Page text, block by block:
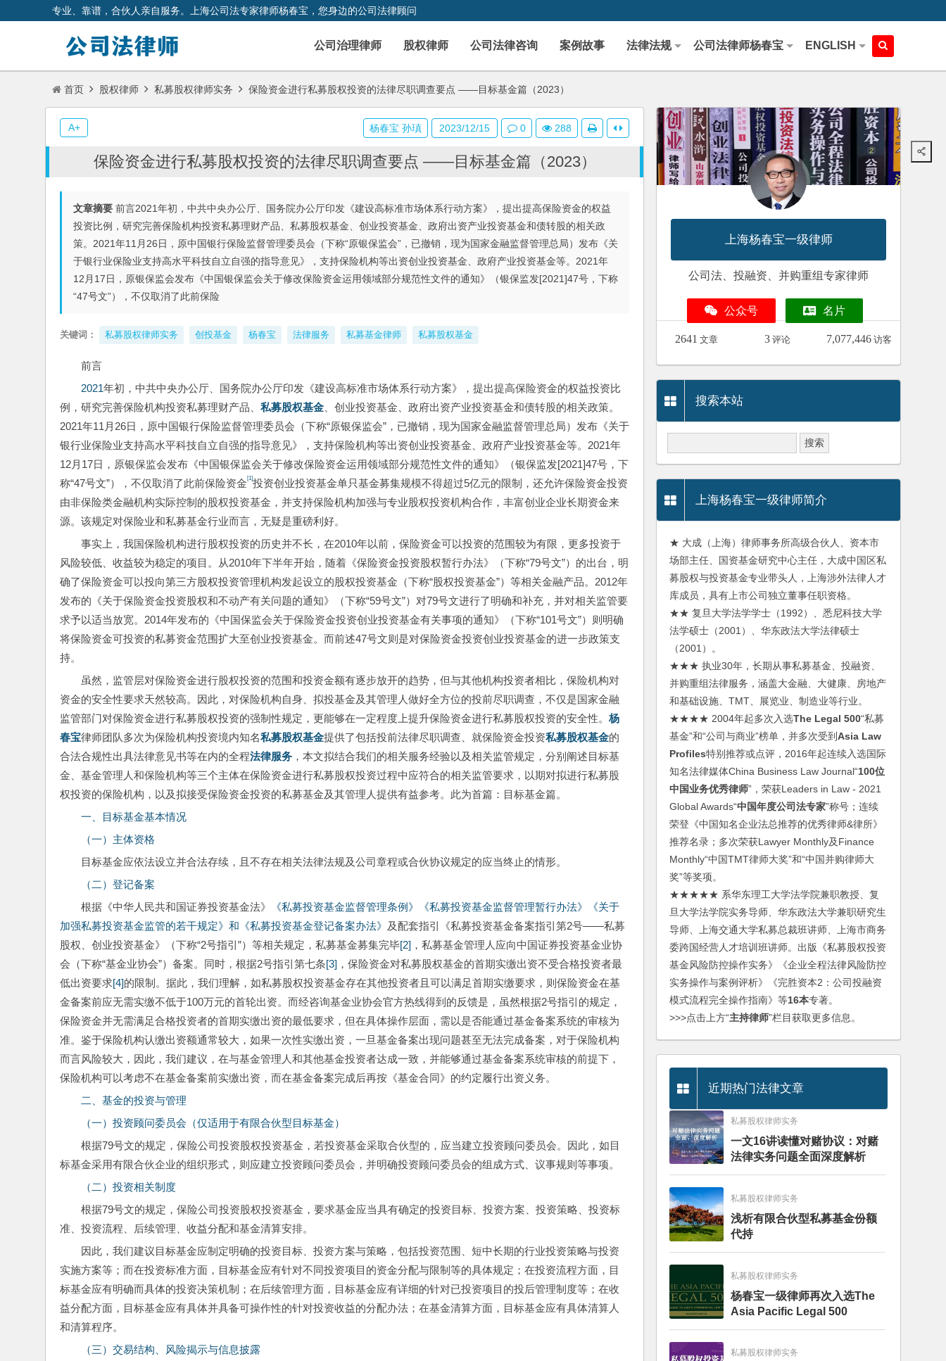
专业、靠谱，合伙人亲自服务。上海公司法专家律师杨春宝，您身边的公司法律顾问
公司治理律师 股权律师 公司法律咨询 案例故事 法律法规 公司法律师杨春宝 ENGLISH
首页 股权律师 私募股权律师实务 保险资金进行私募股权投资的法律尽职调查要点 ——目标基金篇（2023）
保险资金进行私募股权投资的法律尽职调查要点 ——目标基金篇（2023）
文章摘要 前言2021年初，中共中央办公厅、国务院办公厅印发《建设高标准市场体系行动方案》，提出提高保险资金的权益
投资比例，研究完善保险机构投资私募理财产品、私募股权基金、创业投资基金、政府出资产业投资基金和债转股的相关政
策。2021年11月26日，原中国银行保险监督管理委员会（下称“原银保监会”，已撤销，现为国家金融监督管理总局）发布《关
于银行业保险业支持高水平科技自立自强的指导意见》，支持保险机构等出资创业投资基金、政府产业投资基金等。2021年
12月17日，原银保监会发布《中国银保监会关于修改保险资金运用领域部分规范性文件的通知》（银保监发[2021]47号，下称
“47号文”），不仅取消了此前保险
关键词： 私募股权律师实务 创投基金 杨春宝 法律服务 私募基金律师 私募股权基金
前言
2021年初，中共中央办公厅、国务院办公厅印发《建设高标准市场体系行动方案》，提出提高保险资金的权益投资比
例，研究完善保险机构投资私募理财产品、 私募股权基金 、创业投资基金、政府出资产业投资基金和债转股的相关政策。
2021年11月26日，原中国银行保险监督管理委员会（下称“原银保监会”，已撤销，现为国家金融监督管理总局）发布《关于
银行业保险业支持高水平科技自立自强的指导意见》，支持保险机构等出资创业投资基金、政府产业投资基金等。2021年
12月17日，原银保监会发布《中国银保监会关于修改保险资金运用领域部分规范性文件的通知》（银保监发[2021]47号，下
称“47号文”），不仅取消了此前保险资金[1]投资创业投资基金单只基金募集规模不得超过5亿元的限制，还允许保险资金投资
由非保险类金融机构实际控制的股权投资基金，并支持保险机构加强与专业股权投资机构合作，丰富创业企业长期资金来
源。该规定对保险业和私募基金行业而言，无疑是重磅利好。
事实上，我国保险机构进行股权投资的历史并不长，在2010年以前，保险资金可以投资的范围较为有限，更多投资于
风险较低、收益较为稳定的项目。从2010年下半年开始，随着《保险资金投资股权暂行办法》（下称“79号文”）的出台，明
确了保险资金可以投向第三方股权投资管理机构发起设立的股权投资基金（下称“股权投资基金”）等相关金融产品。2012年
发布的《关于保险资金投资股权和不动产有关问题的通知》（下称“59号文”）对79号文进行了明确和补充，并对相关监管要
求予以适当放宽。2014年发布的《中国保监会关于保险资金投资创业投资基金有关事项的通知》（下称“101号文”）则明确
将保险资金可投资的私募资金范围扩大至创业投资基金。而前述47号文则是对保险资金投资创业投资基金的进一步政策支
持。
虽然，监管层对保险资金进行股权投资的范围和投资金额有逐步放开的趋势，但与其他机构投资者相比，保险机构对
资金的安全性要求天然较高。因此，对保险机构自身、拟投基金及其管理人做好全方位的投前尽职调查，不仅是国家金融
监管部门对保险资金进行私募股权投资的强制性规定，更能够在一定程度上提升保险资金进行私募股权投资的安全性。 杨
春宝律师团队多次为保险机构投资境内知名私募股权基金提供了包括投前法律尽职调查、就保险资金投资私募股权基金的
合法合规性出具法律意见书等在内的全程法律服务 ，本文拟结合我们的相关服务经验以及相关监管规定，分别阐述目标基
金、基金管理人和保险机构等三个主体在保险资金进行私募股权投资过程中应符合的相关监管要求，以期对拟进行私募股
权投资的保险机构，以及拟接受保险资金投资的私募基金及其管理人提供有益参考。此为首篇：目标基金篇。
一、目标基金基本情况
（一）主体资格
目标基金应依法设立并合法存续，且不存在相关法律法规及公司章程或合伙协议规定的应当终止的情形。
（二）登记备案
根据《中华人民共和国证券投资基金法》
《私募投资基金监督管理条例》《私募投资基金监督管理暂行办法》
《关于
加强私募投资基金监管的若干规定》 和 《私募投资基金登记备案办法》 及配套指引《私募投资基金备案指引第2号——私募
股权、创业投资基金》（下称“2号指引”）等相关规定，私募基金募集完毕[2] ，私募基金管理人应向中国证券投资基金业协
会（下称“基金业协会”）备案。同时，根据2号指引第七条[3] ，保险资金对私募股权基金的首期实缴出资不受合格投资者最
低出资要求[4]的限制。据此，我们理解，如私募股权投资基金存在其他投资者且可以满足首期实缴要求，则保险资金在基
金备案前应无需实缴不低于100万元的首轮出资。而经咨询基金业协会官方热线得到的反馈是，虽然根据2号指引的规定，
保险资金并无需满足合格投资者的首期实缴出资的最低要求，但在具体操作层面，需以是否能通过基金备案系统的审核为
准。鉴于保险机构认缴出资额通常较大，如果一次性实缴出资，一旦基金备案出现问题甚至无法完成备案，对于保险机构
而言风险较大，因此，我们建议，在与基金管理人和其他基金投资者达成一致，并能够通过基金备案系统审核的前提下，
保险机构可以考虑不在基金备案前实缴出资，而在基金备案完成后再按《基金合同》的约定履行出资义务。
二、基金的投资与管理
（一）投资顾问委员会（仅适用于有限合伙型目标基金）
根据79号文的规定，保险公司投资股权投资基金，若投资基金采取合伙型的，应当建立投资顾问委员会。因此，如目
标基金采用有限合伙企业的组织形式，则应建立投资顾问委员会，并明确投资顾问委员会的组成方式、议事规则等事项。
（二）投资相关制度
根据79号文的规定，保险公司投资股权投资基金，要求基金应当具有确定的投资目标、投资方案、投资策略、投资标
准、投资流程、后续管理、收益分配和基金清算安排。
因此，我们建议目标基金应制定明确的投资目标、投资方案与策略，包括投资范围、短中长期的行业投资策略与投资
实施方案等；而在投资标准方面，目标基金应有针对不同投资项目的资金分配与限制等的具体规定；在投资流程方面，目
标基金应有明确而具体的投资决策机制；在后续管理方面，目标基金应有详细的针对已投资项目的投后管理制度等；在收
益分配方面，目标基金应有具体并具备可操作性的针对投资收益的分配办法；在基金清算方面，目标基金应有具体清算人
和清算程序。
（三）交易结构、风险揭示与信息披露
杨春宝 孙瑱 2023/12/15 0 288
A+
上海杨春宝一级律师
公司法、投融资、并购重组专家律师
公众号 名片
2641 文章 3 评论 7,077,446 访客
搜索本站
上海杨春宝一级律师简介
★ 大成（上海）律师事务所高级合伙人、资本市
场部主任、国资基金研究中心主任，大成中国区私
募股权与投资基金专业带头人，上海涉外法律人才
库成员，具有上市公司独立董事任职资格。
★★ 复旦大学法学学士（1992）、悉尼科技大学
法学硕士（2001）、华东政法大学法律硕士
（2001）。
★★★ 执业30年，长期从事私募基金、投融资、
并购重组法律服务，涵盖大金融、大健康、房地产
和基础设施、TMT、展览业、制造业等行业。
★★★★ 2004年起多次入选The Legal 500“私募
基金”和“公司与商业”榜单，并多次受到Asia Law
Profiles特别推荐或点评，2016年起连续入选国际
知名法律媒体China Business Law Journal“100位
中国业务优秀律师”，荣获Leaders in Law - 2021
Global Awards“中国年度公司法专家”称号；连续
荣登《中国知名企业法总推荐的优秀律师&律所》
推荐名录；多次荣获Lawyer Monthly及Finance
Monthly“中国TMT律师大奖”和“中国并购律师大
奖”等奖项。
★★★★★ 系华东理工大学法学院兼职教授、复
旦大学法学院实务导师、华东政法大学兼职研究生
导师、上海交通大学私募总裁班讲师、上海市商务
委跨国经营人才培训班讲师。出版《私募股权投资
基金风险防控操作实务》《企业全程法律风险防控
实务操作与案例评析》《完胜资本2：公司投融资
模式流程完全操作指南》等16本专著。
>>>点击上方“主持律师”栏目获取更多信息。
近期热门法律文章
私募股权律师实务
一文16讲读懂对赌协议：对赌
法律实务问题全面深度解析
私募股权律师实务
浅析有限合伙型私募基金份额
代持
私募股权律师实务
杨春宝一级律师再次入选The
Asia Pacific Legal 500
私募股权律师实务